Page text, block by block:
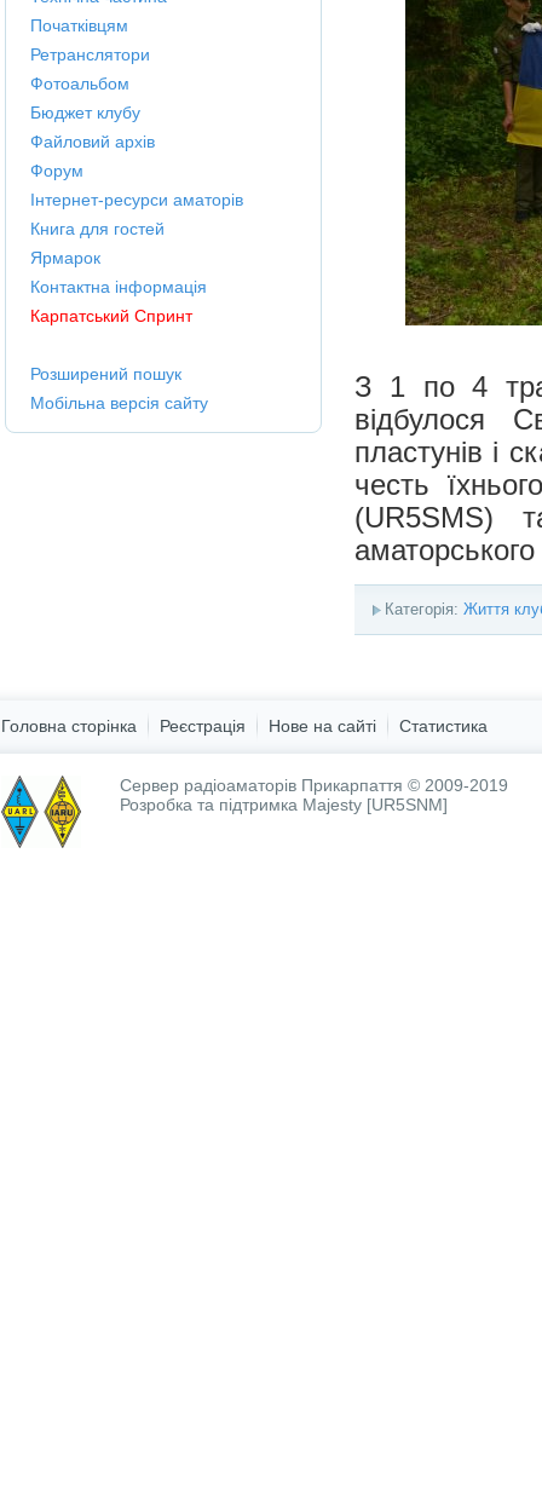
З 1 по 4
відбулося
пластунів і
честь
(UR5SMS)
аматорського
Категорія: Життя
Початківцям
Ретранслятори
Фотоальбом
Бюджет клубу
Файловий архів
Форум
Інтернет-ресурси аматорів
Книга для гостей
Ярмарок
Контактна інформація
Карпатський Спринт
Розширений пошук
Мобільна версія сайту
Головна сторінка Реєстрація Нове на сайті Статистика
Сервер радіоаматорів Прикарпаття © 2009-2019
Розробка та підтримка Majesty [UR5SNM]